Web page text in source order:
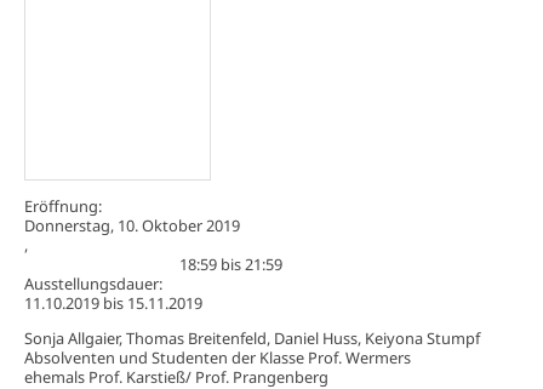
Eröffnung:
Donnerstag, 10. Oktober 2019
,
18:59 bis21:59
Ausstellungsdauer:
11.10.2019 bis 15.11.2019
Sonja Allgaier, Thomas Breitenfeld, Daniel Huss, Keiyona Stumpf
Absolventen und Studenten der Klasse Prof. Wermers
ehemals Prof. Karstieß/ Prof. Prangenberg